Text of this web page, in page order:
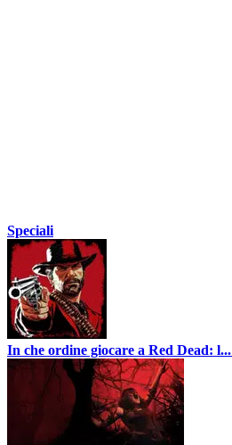
Speciali
In che ordine giocare a Red Dead: l...